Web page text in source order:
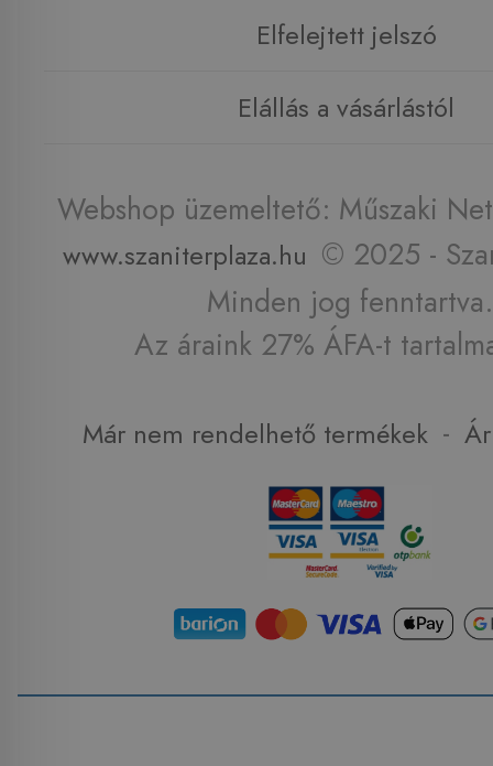
Elfelejtett jelszó
Elállás a vásárlástól
Webshop üzemeltető: Műszaki
www.szaniterplaza.hu © 2025 -
Minden jog fenntartva.
Az áraink 27% ÁFA-t
Már nem rendelhető termékek -